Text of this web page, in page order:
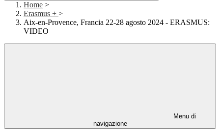
Home >
Erasmus + >
Aix-en-Provence, Francia 22-28 agosto 2024 - ERASMUS:
VIDEO
Menu di
navigazione